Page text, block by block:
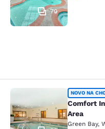
70
Comfort Inn &
NOVO NA
Comfort
Area
Green Bay,